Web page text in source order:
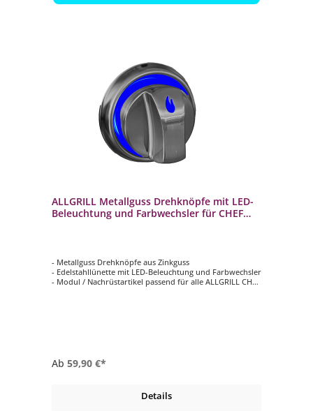
ALLGRILL Metallguss Drehknöpfe mit LED-
Beleuchtung und Farbwechsler für CHEF
- Metallguss Drehknöpfe aus Zinkguss
- Edelstahllünette mit LED-Beleuchtung und Farbwechsler
- Modul / Nachrüstartikel passend für alle ALLGRILL CHEF
Ab 59,90 €*
Details